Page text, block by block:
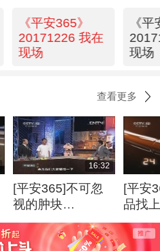
《平安365》
20171226 我在
现场
《
现场
查看更多
16:32
[平安365]不可忽
视的肿块
(20120807)
[平安
品找